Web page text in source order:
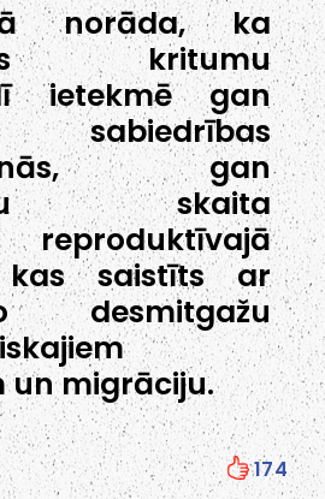
norāda, ka
kritumu
ietekmē gan
sabiedrības
gan
skaita
reproduktīvajā
kas saistīts ar
desmitgažu
un migrāciju.
174